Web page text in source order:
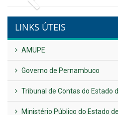
NOTA DE
Plano
Publicado em: 14